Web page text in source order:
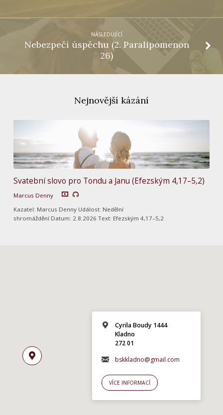
NÁSLEDUJÍCÍ
Nebezpečí úspěchu (2. Paralipomenon
26)
Nejnovější kázání
Svatební slovo pro Tondu a Janu (Efezským 4,17–5,2)
Marcus Denny
Kazatel: Marcus Denny Událost: Nedělní
shromáždění Datum: 2.8.2026 Text: Efezským 4,17–5,2
Cyrila Boudy 1444
Kladno
272 01
bskkladno@gmail.com
VÍCE INFORMACÍ